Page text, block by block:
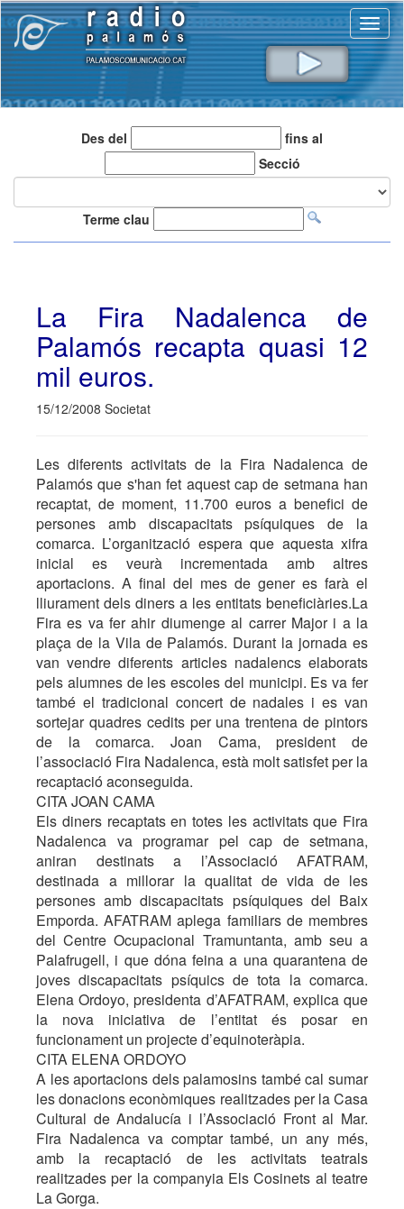
Des del
fins al
Secció
Terme clau
La Fira Nadalenca de
Palamós recapta quasi 12
mil euros.
15/12/2008 Societat
Les diferents activitats de la Fira Nadalenca de
Palamós que s'han fet aquest cap de setmana han
recaptat, de moment, 11.700 euros a benefici de
persones amb discapacitats psíquiques de la
comarca. L’organització espera que aquesta xifra
inicial es veurà incrementada amb altres
aportacions. A final del mes de gener es farà el
lliurament dels diners a les entitats beneficiàries.La
Fira es va fer ahir diumenge al carrer Major i a la
plaça de la Vila de Palamós. Durant la jornada es
van vendre diferents articles nadalencs elaborats
pels alumnes de les escoles del municipi. Es va fer
també el tradicional concert de nadales i es van
sortejar quadres cedits per una trentena de pintors
de la comarca. Joan Cama, president de
l’associació Fira Nadalenca, està molt satisfet per la
recaptació aconseguida.
CITA JOAN CAMA
Els diners recaptats en totes les activitats que Fira
Nadalenca va programar pel cap de setmana,
aniran destinats a l’Associació AFATRAM,
destinada a millorar la qualitat de vida de les
persones amb discapacitats psíquiques del Baix
Emporda. AFATRAM aplega familiars de membres
del Centre Ocupacional Tramuntanta, amb seu a
Palafrugell, i que dóna feina a una quarantena de
joves discapacitats psíquics de tota la comarca.
Elena Ordoyo, presidenta d’AFATRAM, explica que
la nova iniciativa de l’entitat és posar en
funcionament un projecte d’equinoteràpia.
CITA ELENA ORDOYO
A les aportacions dels palamosins també cal sumar
les donacions econòmiques realitzades per la Casa
Cultural de Andalucía i l’Associació Front al Mar.
Fira Nadalenca va comptar també, un any més,
amb la recaptació de les activitats teatrals
realitzades per la companyia Els Cosinets al teatre
La Gorga.